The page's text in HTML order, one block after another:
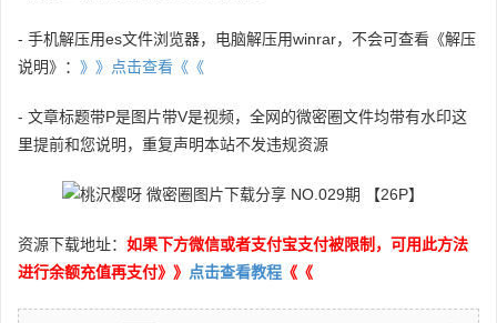
- 手机解压用es文件浏览器，电脑解压用winrar，不会可查看《解压
说明》： 》》点击查看《《
- 文章标题带P是图片带V是视频，全网的微密圈文件均带有水印这
里提前和您说明，重复声明本站不发违规资源
资源下载地址： 如果下方微信或者支付宝支付被限制，可用此方法
进行余额充值再支付》》 点击查看教程 《《